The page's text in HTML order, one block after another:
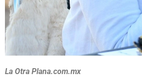
La Otra Plana.com.mx